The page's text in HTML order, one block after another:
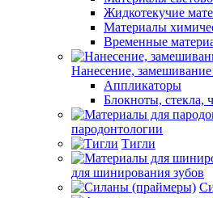
Жидкотекучие
Материалы
Временные
Нанесение, замешивание
Аппликаторы
Блокноты, стекла,
пародонтологии
Тигли
для шинирования зубов